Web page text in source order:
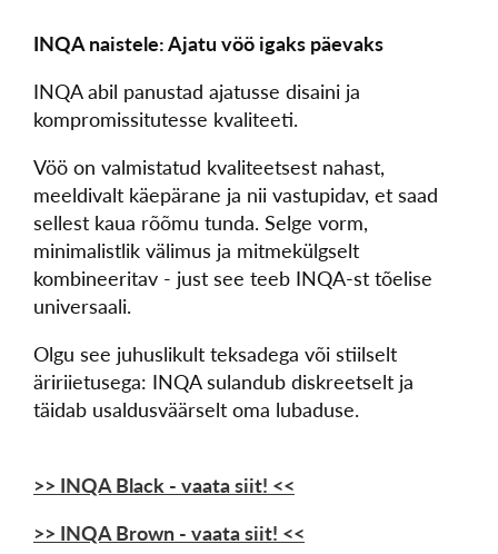
INQA naistele: Ajatu vöö igaks päevaks
INQA abil panustad ajatusse disaini ja
kompromissitutesse kvaliteeti.
Vöö on valmistatud kvaliteetsest nahast,
meeldivalt käepärane ja nii vastupidav, et saad
sellest kaua rõõmu tunda. Selge vorm,
minimalistlik välimus ja mitmekülgselt
kombineeritav - just see teeb INQA-st tõelise
universaali.
Olgu see juhuslikult teksadega või stiilselt
äririietusega: INQA sulandub diskreetselt ja
täidab usaldusväärselt oma lubaduse.
>> INQA Black - vaata siit! <<
>> INQA Brown - vaata siit! <<